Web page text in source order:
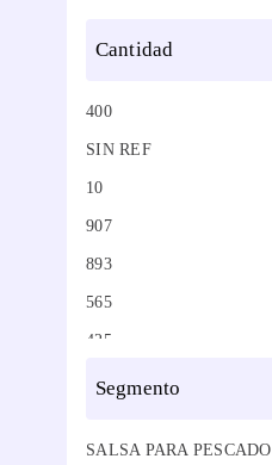
cantidad
400
SIN REF
10
907
893
565
425
300
285
segmento
SALSA PARA PESCADO